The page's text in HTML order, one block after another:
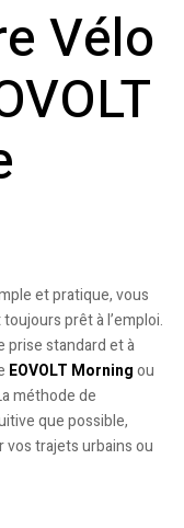
Vélo
et pratique, vous
prêt à l’emploi.
prise standard et à
EOVOLT Morningou
méthode de
que possible,
vos trajets urbains ou